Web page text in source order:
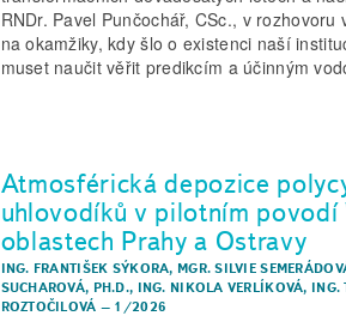
RNDr. Pavel Punčochář, CSc., v
na okamžiky, kdy šlo o existenci naší
muset naučit věřit predikcím a účinným
Atmosférická depozice
uhlovodíků v pilotním povodí
oblastech Prahy a Ostravy
ING. FRANTIŠEK SÝKORA, MGR. SILVIE
SUCHAROVÁ, PH.D., ING. NIKOLA VERLÍKOVÁ, ING.
ROZTOČILOVÁ – 1/2026